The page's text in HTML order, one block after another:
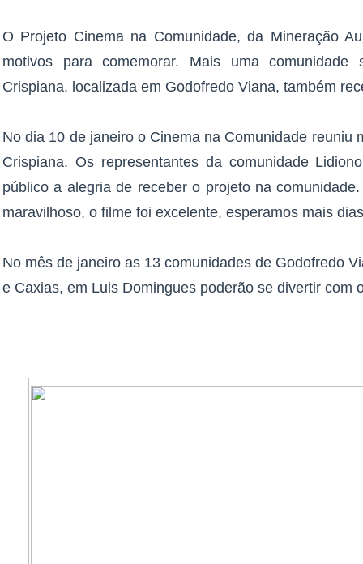
O Projeto Cinema na Comunidade, da Mineração
motivos para comemorar. Mais uma comunidade
Crispiana, localizada em Godofredo Viana, também
No dia 10 de janeiro o Cinema na Comunidade reuniu
Crispiana. Os representantes da comunidade
público a alegria de receber o projeto na
maravilhoso, o filme foi excelente, esperamos mais
No mês de janeiro as 13 comunidades de Godofredo
e Caxias, em Luis Domingues poderão se divertir com